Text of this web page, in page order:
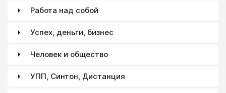
Работа над собой
Успех, деньги, бизнес
Человек и общество
УПП, Синтон, Дистанция